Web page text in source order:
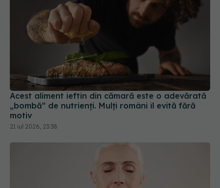
Acest aliment ieftin din cămară este o adevărată
„bombă” de nutrienți. Mulți români îl evită fără
motiv
21 iul 2026, 23:38